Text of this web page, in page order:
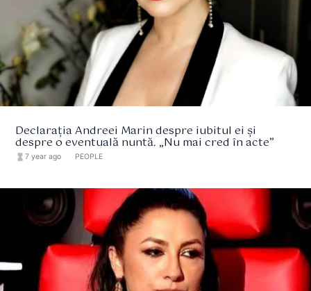
Declarația Andreei Marin despre iubitul ei și
despre o eventuală nuntă. „Nu mai cred în acte”
hourglass_full7 year ago PEOPLE